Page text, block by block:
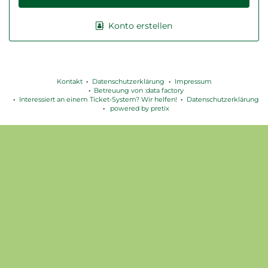
Konto erstellen
Kontakt Datenschutzerklärung
Impressum
Betreuung von :data factory
Interessiert an einem Ticket-System? Wir helfen!
Datenschutzerklärung
powered by pretix